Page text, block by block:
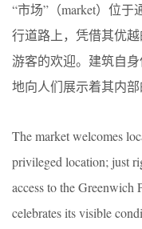
“市场”（market）位
行道路上，凭借其优
游客的欢迎。建筑自
地向人们展示着其内部
The market welcomes
privileged location; just
access to the Greenwich
celebrates its visible